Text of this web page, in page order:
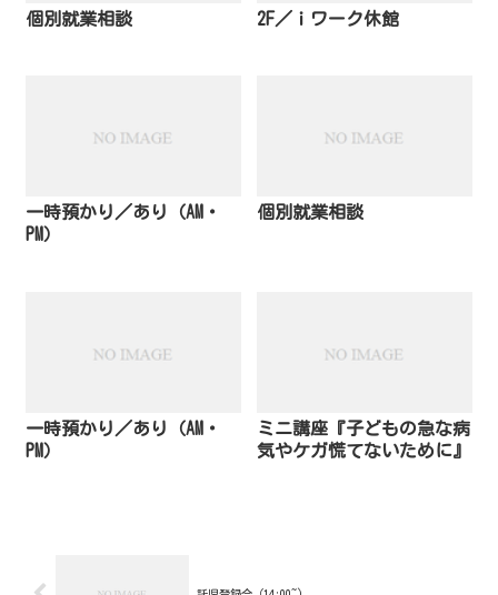
個別就業相談 2F／ｉワーク休館
一時預かり／あり（AM・
PM）
個別就業相談
一時預かり／あり（AM・
PM）
ミニ講座『子どもの急な病
気やケガ慌てないために』